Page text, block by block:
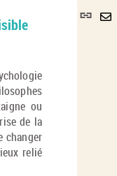
Lien
ou
de la
changer
relié